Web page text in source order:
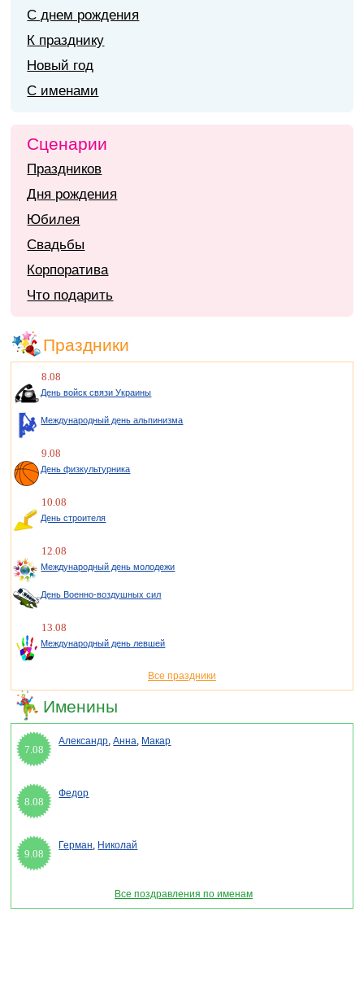
С днем рождения
К празднику
Новый год
С именами
Сценарии
Праздников
Дня рождения
Юбилея
Свадьбы
Корпоратива
Что подарить
Праздники
8.08
День войск связи Украины
Международный день альпинизма
9.08
День физкультурника
10.08
День строителя
12.08
Международный день молодежи
День Военно-воздушных сил
13.08
Международный день левшей
Все праздники
Именины
7.08
Александр,Анна, Макар
8.08
Федор
9.08
Герман, Николай
Все поздравления по именам